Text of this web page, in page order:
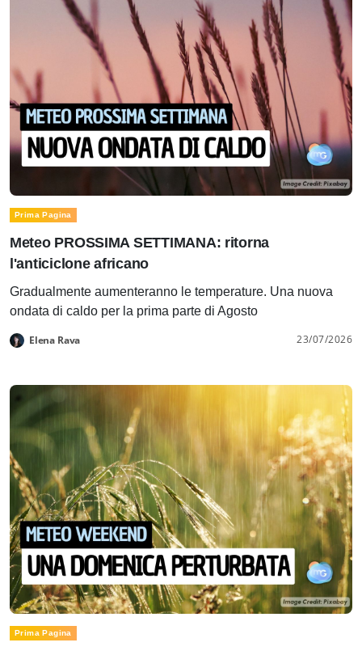
Prima Pagina
Meteo PROSSIMA SETTIMANA: ritorna
l'anticiclone africano
Gradualmente aumenteranno le temperature. Una nuova
ondata di caldo per la prima parte di Agosto
Elena Rava 23/07/2026
Prima Pagina